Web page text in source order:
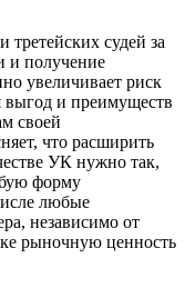
третейских судей за
и получение
увеличивает риск
выгод и преимуществ
своей
что расширить
УК нужно так,
форму
любые
независимо от
рыночную ценность